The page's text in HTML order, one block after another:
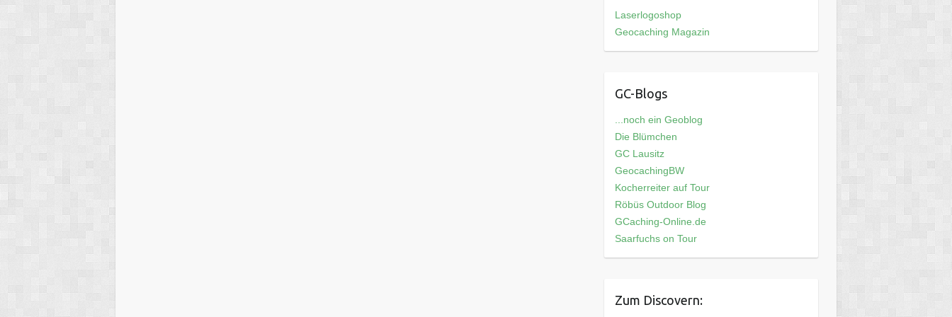
Laserlogoshop
Geocaching Magazin
GC-Blogs
...noch ein Geoblog
Die Blümchen
GC Lausitz
GeocachingBW
Kocherreiter auf Tour
Röbüs Outdoor Blog
GCaching-Online.de
Saarfuchs on Tour
Zum Discovern: